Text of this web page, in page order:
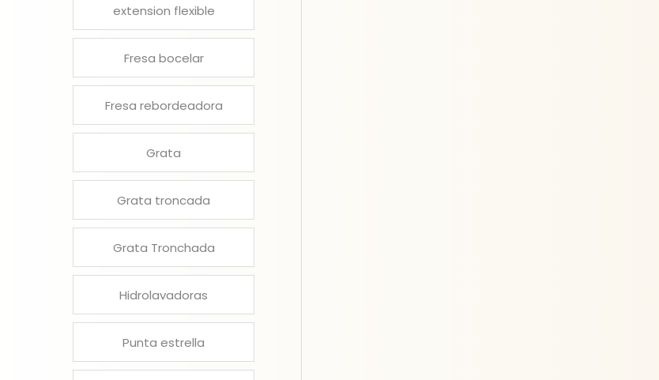
extension flexible
Fresa bocelar
Fresa rebordeadora
Grata
Grata troncada
Grata Tronchada
Hidrolavadoras
Punta estrella